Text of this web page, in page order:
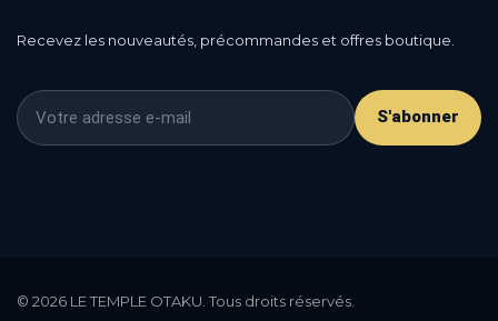
Module manager / AN Cookie Popup.
Recevez les nouveautés, précommandes et offres boutique.
S'abonner
© 2026 LE TEMPLE OTAKU. Tous droits réservés.